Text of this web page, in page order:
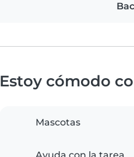
Estoy cómodo
Mascotas